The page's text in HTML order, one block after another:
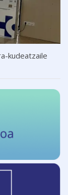
kudeatzaile